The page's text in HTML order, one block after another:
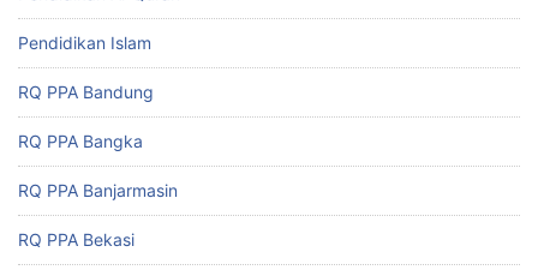
Pendidikan Islam
RQ PPA Bandung
RQ PPA Bangka
RQ PPA Banjarmasin
RQ PPA Bekasi